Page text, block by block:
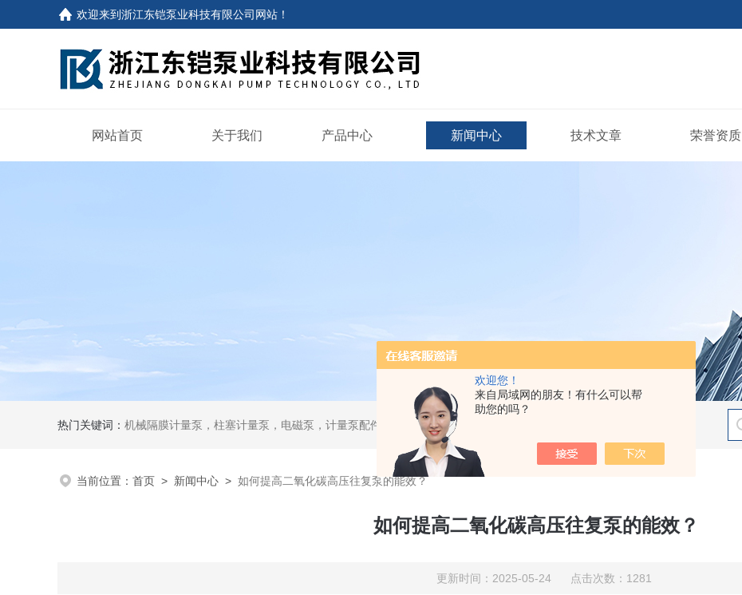
欢迎您！
来自局域网的朋友！有什么可以帮
助您的吗？
欢迎来到浙江东铠泵业科技有限公司网站 ！
网站首页 关于我们 产品中心 新闻中心 技术文章 荣誉资质
热门关键词： 机械隔膜计量泵，柱塞计量泵，电磁泵，计量泵配件
当前位置： 首页 > 新闻中心 > 如何提高二氧化碳高压往复泵的能效？
如何提高二氧化碳高压往复泵的能效？
更新时间：2025-05-24 点击次数：1281